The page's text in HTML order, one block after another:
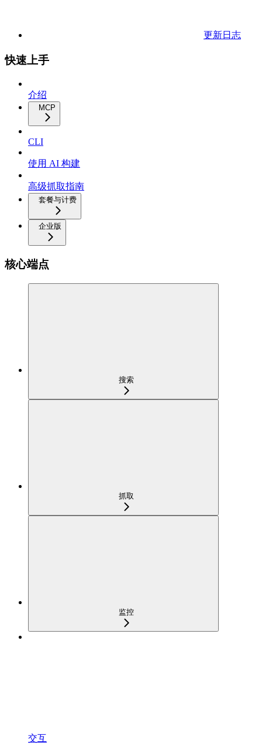
更新日志
快速上手
介绍
MCP
CLI
使用 AI 构建
高级抓取指南
套餐与计费
企业版
核心端点
搜索
抓取
监控
交互